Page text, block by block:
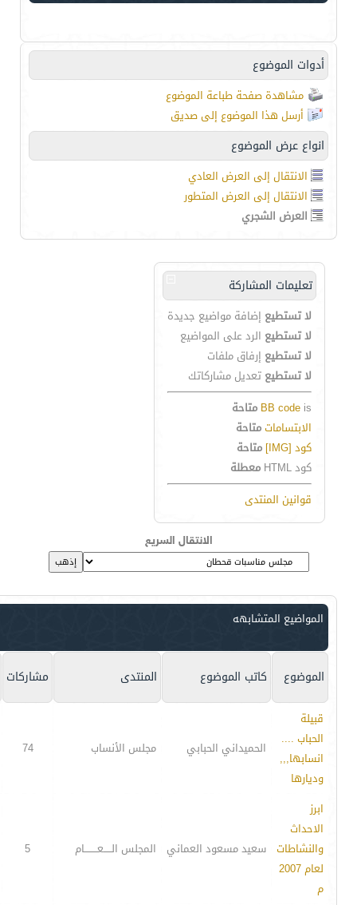
أدوات الموضوع
مشاهدة صفحة طباعة الموضوع
أرسل هذا الموضوع إلى صديق
انواع عرض الموضوع
الانتقال إلى العرض العادي
الانتقال إلى العرض المتطور
العرض الشجري
تعليمات المشاركة
لا تستطيع إضافة مواضيع جديدة
لا تستطيع الرد على المواضيع
لا تستطيع إرفاق ملفات
لا تستطيع تعديل مشاركاتك
BB code is
متاحة
الابتساماتمتاحة
كود [IMG]
متاحة
كود HTML
معطلة
قوانين المنتدى
الانتقال السريع
المواضيع المتشابهه
الموضوع كاتب الموضوع المنتدى مشاركات
قبيلة
الحباب ....
انسابها,,,
وديارها
الحميداني الحبابي مجلس الأنساب 74
ابرز
الاحداث
والنشاطات
لعام 2007
م
سعيد مسعود العماني المجلس الـــــعــــــــام 5